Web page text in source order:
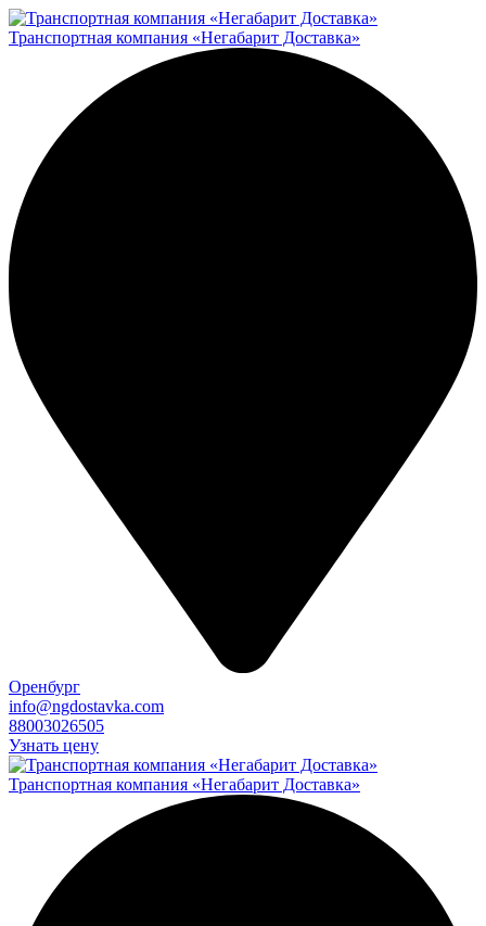
Транспортная компания «Негабарит Доставка»
Оренбург
info@ngdostavka.com
88003026505
Узнать цену
Транспортная компания «Негабарит Доставка»